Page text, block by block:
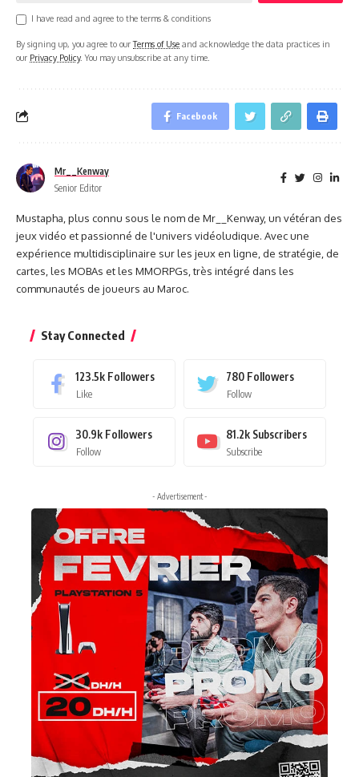
I have read and agree to the terms & conditions
By signing up, you agree to ourTerms of Use and acknowledge the data practices in
our Privacy Policy. You may unsubscribe at any time.
Facebook
Mr__Kenway
Senior Editor
Mustapha, plus connu sous le nom de Mr__Kenway, un vétéran des
jeux vidéo et passionné de l'univers vidéoludique. Avec une
expérience multidisciplinaire sur les jeux en ligne, de stratégie, de
cartes, les MOBAs et les MMORPGs, très intégré dans les
communautés de joueurs au Maroc.
Stay Connected
123.5k Followers
Like
780 Followers
Follow
30.9k Followers
Follow
81.2k Subscribers
Subscribe
- Advertisement -